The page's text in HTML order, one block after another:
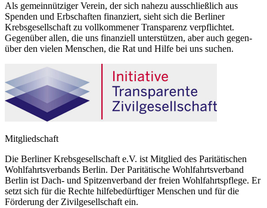
Als gemeinnütziger Verein, der sich nahezu ausschließlich aus
Spenden und Erbschaften finanziert, sieht sich die Berliner
Krebsgesellschaft zu vollkommener Transparenz verpflichtet.
Gegenüber allen, die uns finanziell unterstützen, aber auch gegen-
über den vielen Menschen, die Rat und Hilfe bei uns suchen.
Mitgliedschaft
Die Berliner Krebsgesellschaft e.V. ist Mitglied des Paritätischen
Wohlfahrtsverbands Berlin. Der Paritätische Wohlfahrtsverband
Berlin ist Dach- und Spitzenverband der freien Wohlfahrtspflege. Er
setzt sich für die Rechte hilfebedürftiger Menschen und für die
Förderung der Zivilgesellschaft ein.